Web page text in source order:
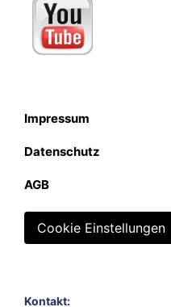
Impressum
Datenschutz
AGB
Cookie Einstellungen
Kontakt: